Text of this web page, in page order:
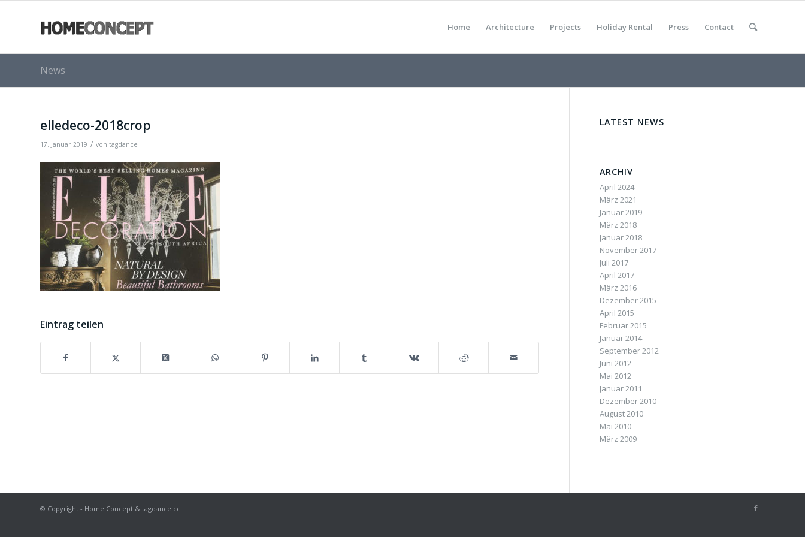
Home Architecture Projects Holiday Rental Press Contact
News
elledeco-2018crop
17. Januar 2019 / von tagdance
Eintrag teilen
LATEST NEWS
ARCHIV
April 2024
März 2021
Januar 2019
März 2018
Januar 2018
November 2017
Juli 2017
April 2017
März 2016
Dezember 2015
April 2015
Februar 2015
Januar 2014
September 2012
Juni 2012
Mai 2012
Januar 2011
Dezember 2010
August 2010
Mai 2010
März 2009
© Copyright - Home Concept & tagdance cc